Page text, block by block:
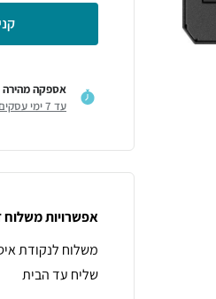
אספקה מהירה
עד 7 ימי עסקים
אפשרויות משלוח
משלוח לנקודת
שליח עד הבית